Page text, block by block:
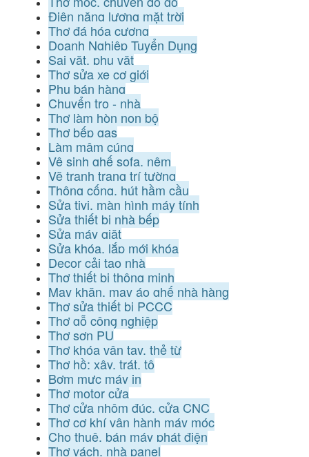
Điện năng lượng mặt trời
Thợ đá hóa cương
Doanh Nghiệp Tuyển Dụng
Sai vặt, phụ vặt
Thợ sửa xe cơ giới
Phụ bán hàng
Chuyển trọ - nhà
Thợ làm hòn non bộ
Thợ bếp gas
Làm mâm cúng
Vệ sinh ghế sofa, nệm
Vẽ tranh trang trí tường
Thông cống, hút hầm cầu
Sửa tivi, màn hình máy tính
Sửa thiết bị nhà bếp
Sửa máy giặt
Sửa khóa, lắp mới khóa
Decor cải tạo nhà
Thợ thiết bị thông minh
May khăn, may áo ghế nhà hàng
Thợ sửa thiết bị PCCC
Thợ gỗ công nghiệp
Thợ sơn PU
Thợ khóa vân tay, thẻ từ
Thợ hồ: xây, trát, tô
Bơm mực máy in
Thợ motor cửa
Thợ cửa nhôm đúc, cửa CNC
Thợ cơ khí vận hành máy móc
Cho thuê, bán máy phát điện
Thợ vách, nhà panel